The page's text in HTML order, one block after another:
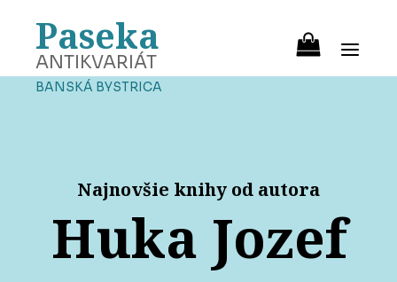
Paseka
ANTIKVARIÁT
BANSKÁ BYSTRICA
Najnovšie knihy od autora
Huka Jozef